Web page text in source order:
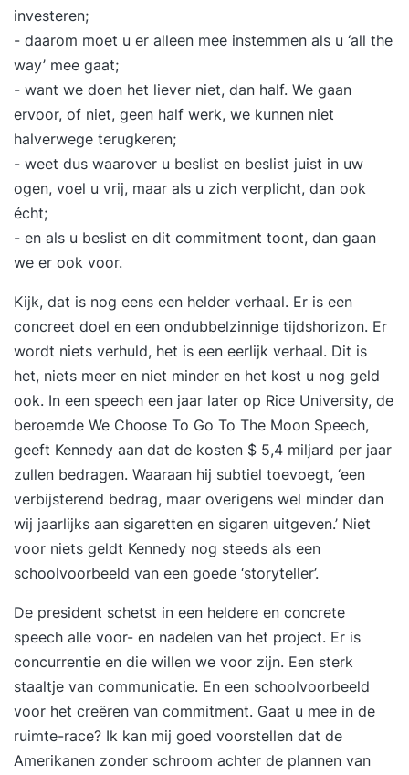
investeren;
- daarom moet u er alleen mee instemmen als u ‘all the
way’ mee gaat;
- want we doen het liever niet, dan half. We gaan
ervoor, of niet, geen half werk, we kunnen niet
halverwege terugkeren;
- weet dus waarover u beslist en beslist juist in uw
ogen, voel u vrij, maar als u zich verplicht, dan ook
écht;
- en als u beslist en dit commitment toont, dan gaan
we er ook voor.
Kijk, dat is nog eens een helder verhaal. Er is een
concreet doel en een ondubbelzinnige tijdshorizon. Er
wordt niets verhuld, het is een eerlijk verhaal. Dit is
het, niets meer en niet minder en het kost u nog geld
ook. In een speech een jaar later op Rice University, de
beroemde We Choose To Go To The Moon Speech,
geeft Kennedy aan dat de kosten $ 5,4 miljard per jaar
zullen bedragen. Waaraan hij subtiel toevoegt, ‘een
verbijsterend bedrag, maar overigens wel minder dan
wij jaarlijks aan sigaretten en sigaren uitgeven.’ Niet
voor niets geldt Kennedy nog steeds als een
schoolvoorbeeld van een goede ‘storyteller’.
De president schetst in een heldere en concrete
speech alle voor- en nadelen van het project. Er is
concurrentie en die willen we voor zijn. Een sterk
staaltje van communicatie. En een schoolvoorbeeld
voor het creëren van commitment. Gaat u mee in de
ruimte-race? Ik kan mij goed voorstellen dat de
Amerikanen zonder schroom achter de plannen van